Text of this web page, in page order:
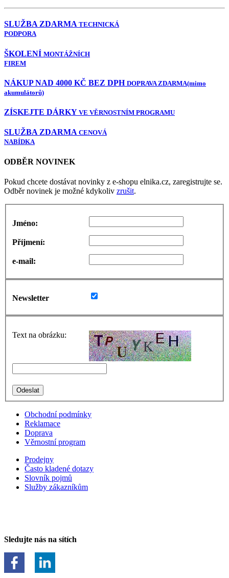
SLUŽBA ZDARMA TECHNICKÁ
PODPORA
ŠKOLENÍ MONTÁŽNÍCH
FIREM
NÁKUP NAD 4000 KČ BEZ DPH DOPRAVA ZDARMA(mimo
akumulátorů)
ZÍSKEJTE DÁRKY VE VĚRNOSTNÍM PROGRAMU
SLUŽBA ZDARMA CENOVÁ
NABÍDKA
ODBĚR NOVINEK
Pokud chcete dostávat novinky z e-shopu elnika.cz, zaregistrujte se.
Odběr novinek je možné kdykoliv zrušit.
Jméno:
Příjmení:
e-mail:
Newsletter
Text na obrázku:
Obchodní podmínky
Reklamace
Doprava
Věrnostní program
Prodejny
Často kladené dotazy
Slovník pojmů
Služby zákazníkům
Sledujte nás na sítích